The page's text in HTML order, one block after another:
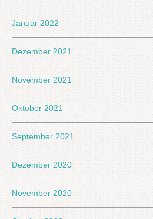
Januar 2022
Dezember 2021
November 2021
Oktober 2021
September 2021
Dezember 2020
November 2020